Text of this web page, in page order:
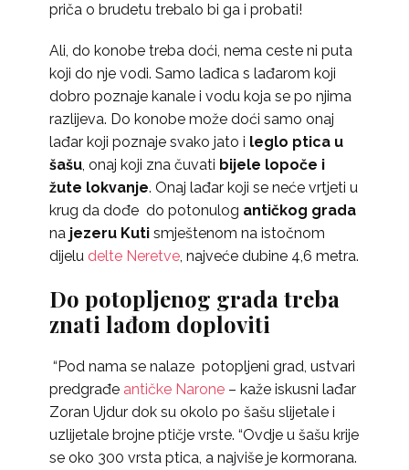
priča o brudetu trebalo bi ga i probati!
Ali, do konobe treba doći, nema ceste ni puta
koji do nje vodi. Samo lađica s lađarom koji
dobro poznaje kanale i vodu koja se po njima
razlijeva. Do konobe može doći samo onaj
lađar koji poznaje svako jato i leglo ptica u
šašu, onaj koji zna čuvati bijele lopoče i
žute lokvanje. Onaj lađar koji se neće vrtjeti u
krug da dođe do potonulog antičkog grada
na jezeru Kuti smještenom na istočnom
dijelu delte Neretve, najveće dubine 4,6 metra.
Do potopljenog grada treba
znati lađom doploviti
“Pod nama se nalaze potopljeni grad, ustvari
predgrađe antičke Narone – kaže iskusni lađar
Zoran Ujdur dok su okolo po šašu slijetale i
uzlijetale brojne ptičje vrste. “Ovdje u šašu krije
se oko 300 vrsta ptica, a najviše je kormorana.